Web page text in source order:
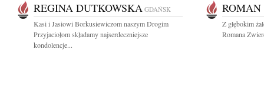
REGINA DUTKOWSKA GDAŃSK
Kasi i Jasiowi Borkusiewiczom naszym Drogim
Przyjaciołom składamy najserdeczniejsze
kondolencje...
Z głębokim
Romana